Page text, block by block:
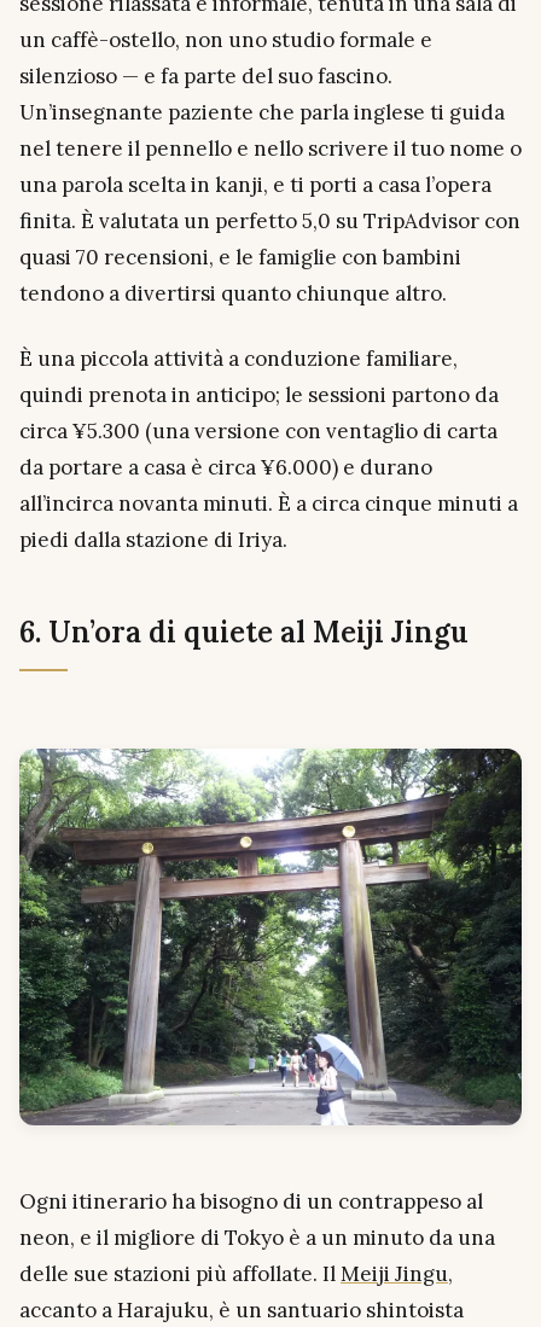
un caffè-ostello, non uno studio formale e
silenzioso — e fa parte del suo fascino.
Un’insegnante paziente che parla inglese ti guida
nel tenere il pennello e nello scrivere il tuo nome o
una parola scelta in kanji, e ti porti a casa l’opera
finita. È valutata un perfetto 5,0 su TripAdvisor con
quasi 70 recensioni, e le famiglie con bambini
tendono a divertirsi quanto chiunque altro.
È una piccola attività a conduzione familiare,
quindi prenota in anticipo; le sessioni partono da
circa ¥5.300 (una versione con ventaglio di carta
da portare a casa è circa ¥6.000) e durano
all’incirca novanta minuti. È a circa cinque minuti a
piedi dalla stazione di Iriya.
6. Un’ora di quiete al Meiji Jingu
Ogni itinerario ha bisogno di un contrappeso al
neon, e il migliore di Tokyo è a un minuto da una
delle sue stazioni più affollate. IlMeiji Jingu,
accanto a Harajuku, è un santuario shintoista